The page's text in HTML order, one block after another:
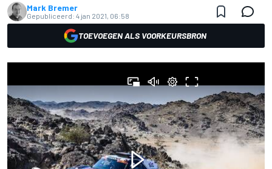
Mark Bremer
Gepubliceerd: 4 jan 2021, 06:58
TOEVOEGEN ALS VOORKEURSBRON